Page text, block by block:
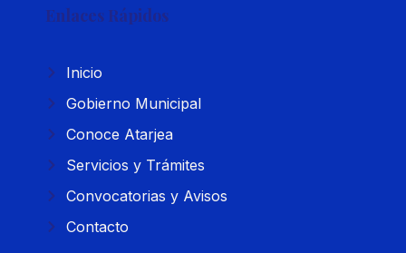
Enlaces Rápidos
Inicio
Gobierno Municipal
Conoce Atarjea
Servicios y Trámites
Convocatorias y Avisos
Contacto